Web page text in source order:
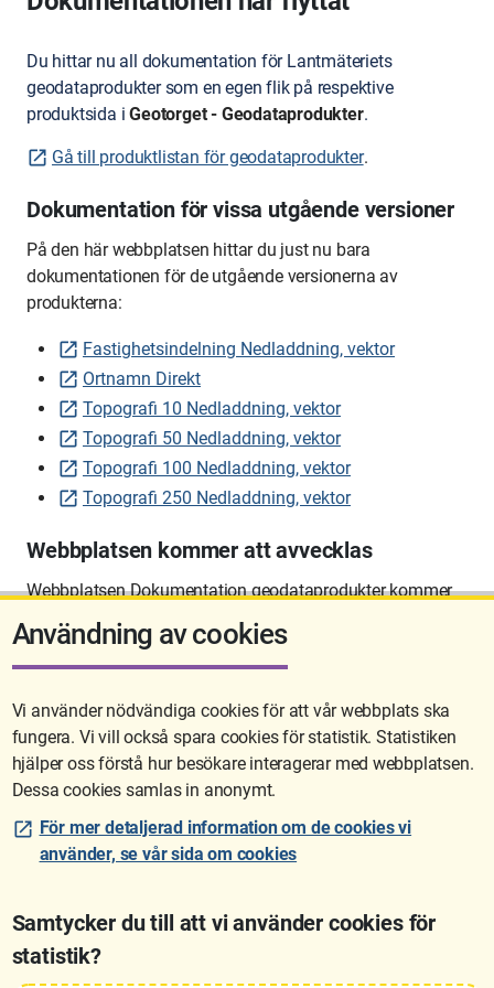
Du hittar nu all dokumentation för Lantmäteriets
geodataprodukter som en egen flik på respektive
produktsida i Geotorget - Geodataprodukter.
Gå till produktlistan för geodataprodukter.
Dokumentation för vissa utgående versioner
På den här webbplatsen hittar du just nu bara
dokumentationen för de utgående versionerna av
produkterna:
Fastighetsindelning Nedladdning, vektor
Ortnamn Direkt
Topografi 10 Nedladdning, vektor
Topografi 50 Nedladdning, vektor
Topografi 100 Nedladdning, vektor
Topografi 250 Nedladdning, vektor
Webbplatsen kommer att avvecklas
Webbplatsen Dokumentation geodataprodukter kommer
att avvecklas på sikt.
Sidan uppdaterades senast: 2026-06-10 12:58
Användning av cookies
Vi använder nödvändiga cookies för att vår webbplats ska
fungera. Vi vill också spara cookies för statistik. Statistiken
hjälper oss förstå hur besökare interagerar med webbplatsen.
Dessa cookies samlas in anonymt.
För mer detaljerad information om de cookies vi
använder, se vår sida om cookies
Samtycker du till att vi använder cookies för
statistik?
Lantmäteriet är den myndighet som kartlägger Sverige. Till våra